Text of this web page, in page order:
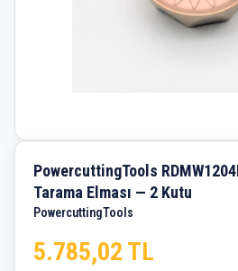
PowercuttingTools
Tarama Elması — 2 Kutu
PowercuttingTools
5.785,02 TL